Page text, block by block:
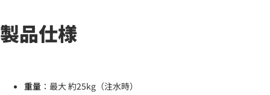
製品仕様
重量 ：最大 約25kg（注水時）